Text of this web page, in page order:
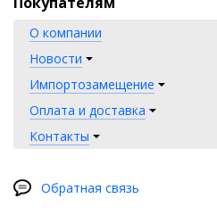
О компании
Новости
Импортозамещение
Оплата и доставка
Контакты
Обратная связь